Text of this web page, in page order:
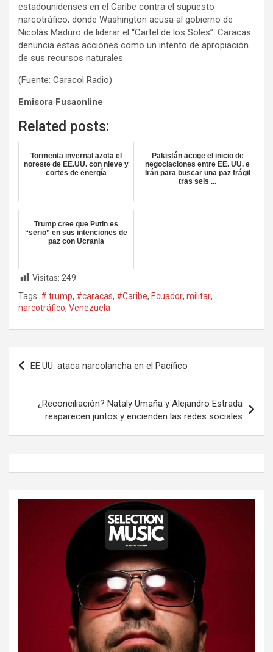
estadounidenses en el Caribe contra el supuesto
narcotráfico, donde Washington acusa al gobierno de
Nicolás Maduro de liderar el “Cartel de los Soles”. Caracas
denuncia estas acciones como un intento de apropiación
de sus recursos naturales.
(Fuente: Caracol Radio)
Emisora Fusaonline
Related posts:
Tormenta invernal azota el
noreste de EE.UU. con nieve y
cortes de energía
Pakistán acoge el inicio de
negociaciones entre EE. UU. e
Irán para buscar una paz frágil
tras seis ...
Trump cree que Putin es
“serio” en sus intenciones de
paz con Ucrania
Visitas: 249
Tags: # trump, #caracas, #Caribe, Ecuador, militar,
narcotráfico, Venezuela
Navegación
de
entradas
EE.UU. ataca narcolancha en el Pacífico
¿Reconciliación? Nataly Umaña y Alejandro Estrada
reaparecen juntos y encienden las redes sociales